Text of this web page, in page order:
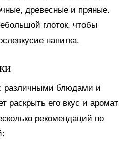
древесные и пряные.
глоток, чтобы
напитка.
различными блюдами и
раскрыть его вкус и аромат
рекомендаций по